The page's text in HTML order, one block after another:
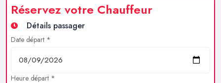
Réservez votre Chauffeur
Détails passager
Date départ *
Heure départ *